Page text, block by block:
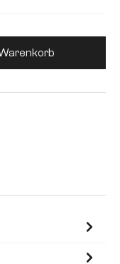
Gib den